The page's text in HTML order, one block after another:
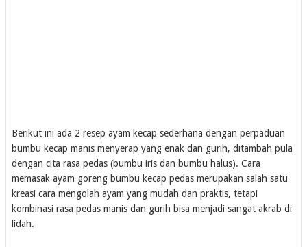
Berikut ini ada 2 resep ayam kecap sederhana dengan perpaduan
bumbu kecap manis menyerap yang enak dan gurih, ditambah pula
dengan cita rasa pedas (bumbu iris dan bumbu halus). Cara
memasak ayam goreng bumbu kecap pedas merupakan salah satu
kreasi cara mengolah ayam yang mudah dan praktis, tetapi
kombinasi rasa pedas manis dan gurih bisa menjadi sangat akrab di
lidah.